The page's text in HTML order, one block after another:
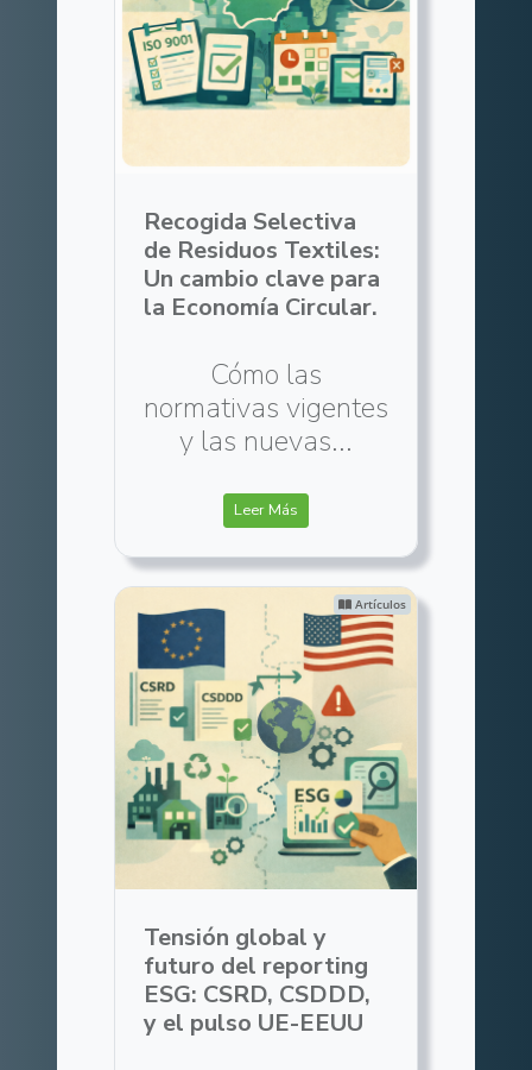
Recogida Selectiva
de Residuos Textiles:
Un cambio clave para
la Economía Circular.
Cómo las
normativas vigentes
y las nuevas...
Leer Más
Artículos
Tensión global y
futuro del reporting
ESG: CSRD, CSDDD,
y el pulso UE-EEUU